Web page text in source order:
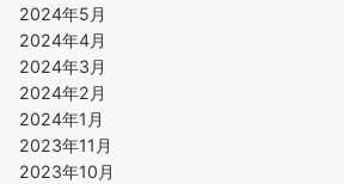
2024年5月
2024年4月
2024年3月
2024年2月
2024年1月
2023年11月
2023年10月